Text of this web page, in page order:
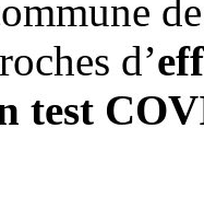
d’
test